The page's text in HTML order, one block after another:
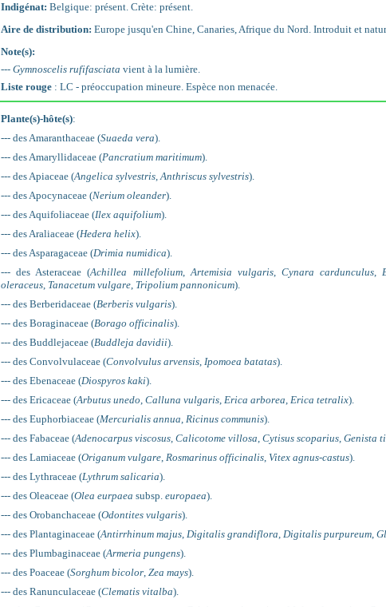
Indigénat: Belgique: présent. Crète: présent.
Aire de distribution: Europe jusqu'en Chine, Canaries, Afrique du Nord. Introduit et
Note(s):
--- Gymnoscelis rufifasciata vient à la lumière.
Liste rouge : LC - préoccupation mineure. Espèce non menacée.
Plante(s)-hôte(s):
--- des Amaranthaceae (Suaeda vera).
--- des Amaryllidaceae (Pancratium maritimum).
--- des Apiaceae (Angelica sylvestris,Anthriscus sylvestris).
--- des Apocynaceae (Nerium oleander).
--- des Aquifoliaceae (Ilex aquifolium).
--- des Araliaceae (Hedera helix).
--- des Asparagaceae (Drimia numidica).
--- des Asteraceae (Achillea millefolium,Artemisia vulgaris,Cynara cardunculus,
oleraceus, Tanacetum vulgare, Tripolium pannonicum).
--- des Berberidaceae (Berberis vulgaris).
--- des Boraginaceae (Borago officinalis).
--- des Buddlejaceae (Buddleja davidii).
--- des Convolvulaceae (Convolvulus arvensis, Ipomoea batatas).
--- des Ebenaceae (Diospyros kaki).
--- des Ericaceae (Arbutus unedo, Calluna vulgaris, Erica arborea, Erica tetralix).
--- des Euphorbiaceae (Mercurialis annua, Ricinus communis).
--- des Fabaceae (Adenocarpus viscosus, Calicotome villosa, Cytisus scoparius, Genista
--- des Lamiaceae (Origanum vulgare, Rosmarinus officinalis, Vitex agnus-castus).
--- des Lythraceae (Lythrum salicaria).
--- des Oleaceae (Olea eurpaea subsp. europaea).
--- des Orobanchaceae (Odontites vulgaris).
--- des Plantaginaceae (Antirrhinum majus, Digitalis grandiflora, Digitalis purpureum,
--- des Plumbaginaceae (Armeria pungens).
--- des Poaceae (Sorghum bicolor, Zea mays).
--- des Ranunculaceae (Clematis vitalba).